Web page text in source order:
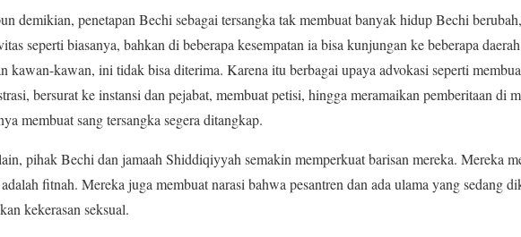
demikian, penetapan Bechi sebagai tersangka tak membuat banyak hidup Bechi
seperti biasanya, bahkan di beberapa kesempatan ia bisa kunjungan ke beberapa
kawan-kawan, ini tidak bisa diterima. Karena itu berbagai upaya advokasi seperti
bersurat ke instansi dan pejabat, membuat petisi, hingga meramaikan pemberitaan di
membuat sang tersangka segera ditangkap.
pihak Bechi dan jamaah Shiddiqiyyah semakin memperkuat barisan mereka. Mereka
fitnah. Mereka juga membuat narasi bahwa pesantren dan ada ulama yang sedang
kekerasan seksual.